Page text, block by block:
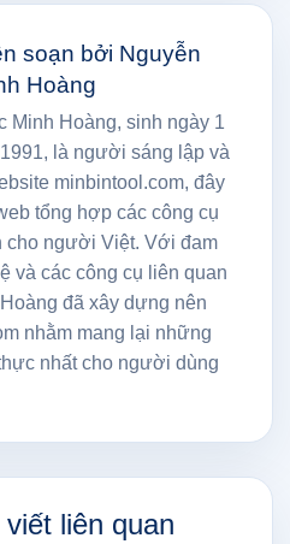
soạn bởi Nguyễn
Hoàng
Minh Hoàng, sinh ngày 1
là người sáng lập và
minbintool.com, đây
tổng hợp các công cụ
cho người Việt. Với đam
và các công cụ liên quan
đã xây dựng nên
nhằm mang lại những
nhất cho người dùng
liên quan